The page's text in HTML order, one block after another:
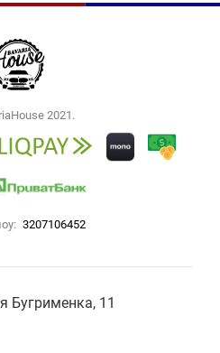
2021.
3207106452
Бугрименка, 11